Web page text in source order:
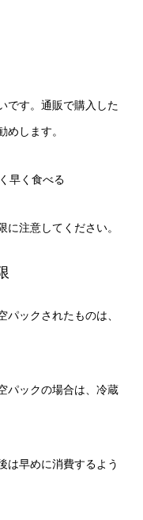
です。通販で購入した
します。
早く食べる
注意してください。
ックされたものは、
パックの場合は、冷蔵
は早めに消費するよう